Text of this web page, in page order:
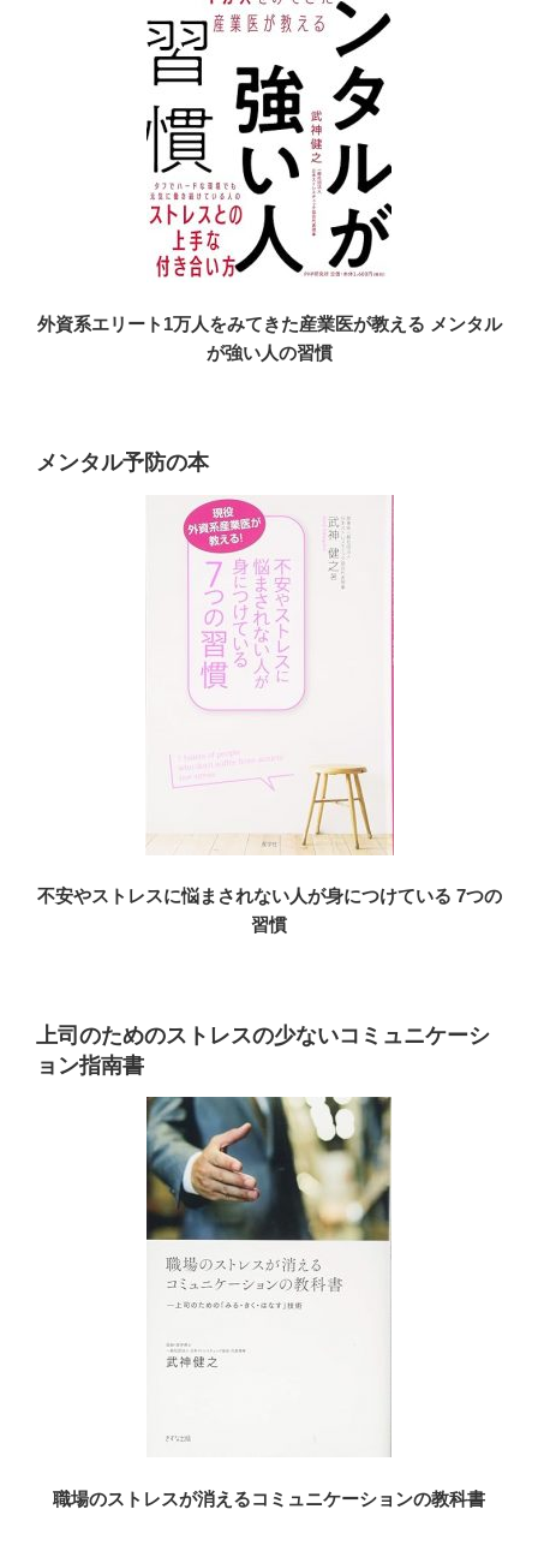
外資系エリート1万人をみてきた産業医が教える メンタル
が強い人の習慣
メンタル予防の本
不安やストレスに悩まされない人が身につけている 7つの
習慣
上司のためのストレスの少ないコミュニケーシ
ョン指南書
職場のストレスが消えるコミュニケーションの教科書